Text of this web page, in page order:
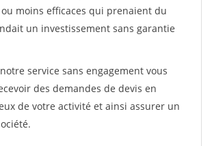
moins efficaces qui prenaient du
un investissement sans garantie
service sans engagement vous
des demandes de devis en
de votre activité et ainsi assurer un